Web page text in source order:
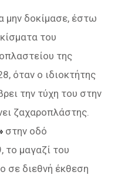
μην δοκίμασε, έστω
του
της
όταν ο ιδιοκτήτης
την τύχη του στην
ζαχαροπλάστης.
στην οδό
το μαγαζί του
σε διεθνή έκθεση